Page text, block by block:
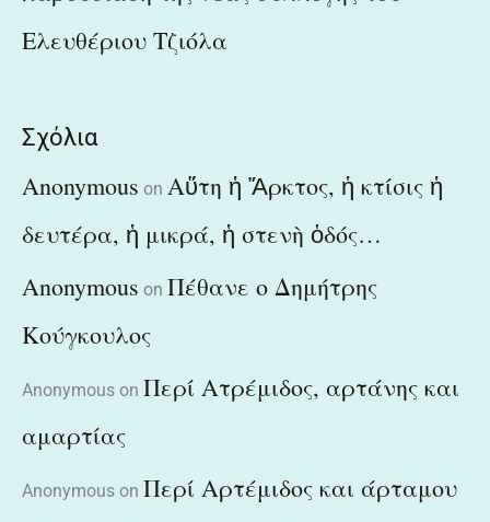
Ελευθέριου Τζιόλα
Σχόλια
Anonymous on Αὕτη ἡ Ἄρκτος, ἡ κτίσις ἡ
δευτέρα, ἡ μικρά, ἡ στενὴ ὁδός…
Anonymous on Πέθανε ο Δημήτρης
Κούγκουλος
Anonymous on Περί Ατρέμιδος, αρτάνης και
αμαρτίας
Anonymous on Περί Αρτέμιδος και άρταμου